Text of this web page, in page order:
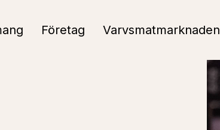
Företag Varvsmatmarknaden